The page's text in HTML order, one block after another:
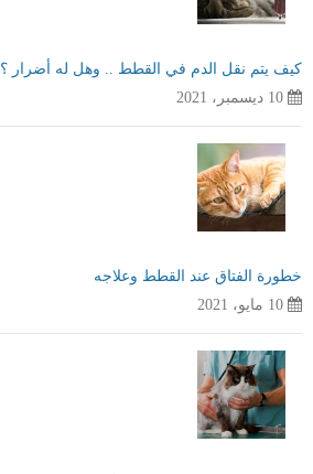
كيف يتم نقل الدم في القطط .. وهل له أضرار ؟
10 ديسمبر، 2021
خطورة الفتاق عند القطط وعلاجه
10 مايو، 2021